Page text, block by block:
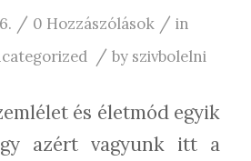
/ 0 Hozzászólások / in
/ by szivbolelni
és életmód egyik
azért vagyunk itt a